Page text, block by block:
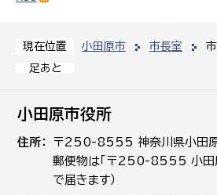
現在位置 小田原市 市長室
足あと
小田原市役所
住所
〒250-8555 神奈川県小田
郵便物は「〒250-8555 小田
で届きます）